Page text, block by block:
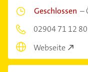
Geschlossen –
02904 71 12 80
Webseite